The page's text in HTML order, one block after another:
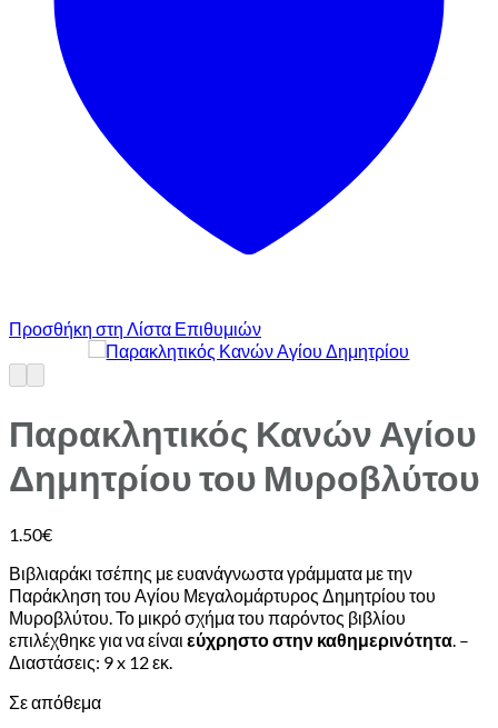
Προσθήκη στη Λίστα Επιθυμιών
Παρακλητικός Κανών Αγίου
Δημητρίου του Μυροβλύτου
1.50€
Βιβλιαράκι τσέπης με ευανάγνωστα γράμματα με την
Παράκληση του Αγίου Μεγαλομάρτυρος Δημητρίου του
Μυροβλύτου. Το μικρό σχήμα του παρόντος βιβλίου
επιλέχθηκε για να είναι εύχρηστο στην καθημερινότητα. –
Διαστάσεις: 9 x 12 εκ.
Σε απόθεμα